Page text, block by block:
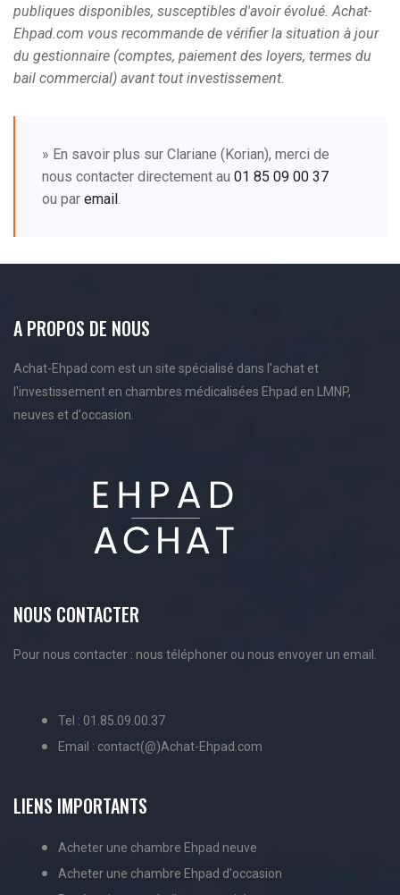
publiques disponibles, susceptibles d'avoir évolué. Achat-
Ehpad.com vous recommande de vérifier la situation à jour
du gestionnaire (comptes, paiement des loyers, termes du
bail commercial) avant tout investissement.
» En savoir plus sur Clariane (Korian), merci de
nous contacter directement au 01 85 09 00 37
ou par email .
A PROPOS DE NOUS
Achat-Ehpad.com est un site spécialisé dans l'achat et
l'investissement en chambres médicalisées Ehpad en LMNP,
neuves et d'occasion.
NOUS CONTACTER
Pour nous contacter : nous téléphoner ou nous envoyer un email.
Tel : 01.85.09.00.37
Email : contact(@)Achat-Ehpad.com
LIENS IMPORTANTS
Acheter une chambre Ehpad neuve
Acheter une chambre Ehpad d'occasion